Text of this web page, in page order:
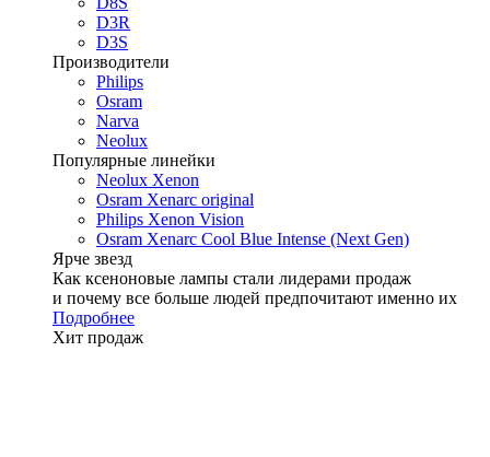
D3R
D3S
Производители
Philips
Osram
Narva
Neolux
Популярные линейки
Neolux Xenon
Osram Xenarc original
Philips Xenon Vision
Osram Xenarc Cool Blue Intense (Next Gen)
Ярче звезд
Как ксеноновые лампы стали лидерами продаж
и почему все больше людей предпочитают именно их
Подробнее
Хит продаж